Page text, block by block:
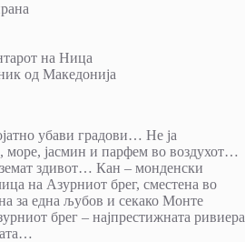
на Ница
од Македонија
убави градови… Не ја
море, јасмин и парфем во воздухот…
здивот… Кан – монденски
на Азурниот брег, сместена во
за една љубов и секако Монте
брег – најпрестижната ривиера